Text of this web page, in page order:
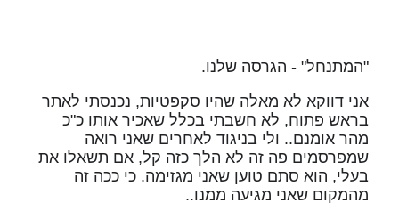
"המתנחל" - הגרסה שלנו.
אני דווקא לא מאלה שהיו סקפטיות, נכנסתי לאתר
בראש פתוח, לא חשבתי בכלל שאכיר אותו כ"כ
מהר אומנם.. ולי בניגוד לאחרים שאני רואה
שמפרסמים פה זה לא הלך כזה קל, אם תשאלו את
בעלי, הוא סתם טוען שאני מגזימה. כי ככה זה
מהמקום שאני מגיעה ממנו..